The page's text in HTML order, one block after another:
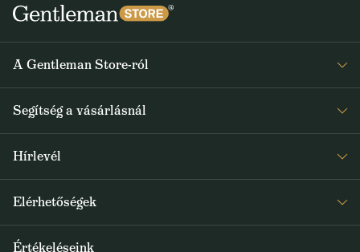
A Gentleman Store-ról
Rólunk
Journal
Segítség a vásárlásnál
Hírlevél
a speciális kínálatokról
Elérhetőségek
Értékeléseink